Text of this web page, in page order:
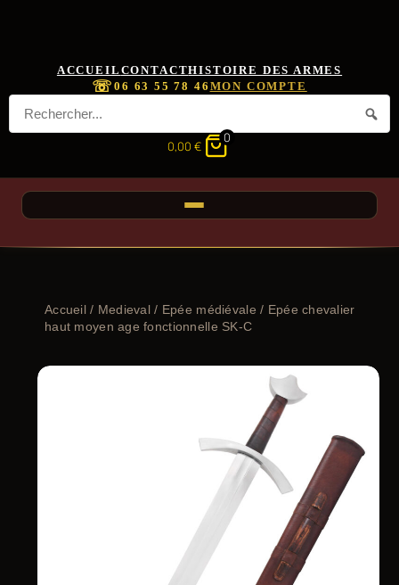
ACCUEIL CONTACTHISTOIRE DES ARMES
☏06 63 55 78 46 MON COMPTE
0,00 €
0
Accueil/ Medieval / Epée médiévale / Epée chevalier
haut moyen age fonctionnelle SK-C